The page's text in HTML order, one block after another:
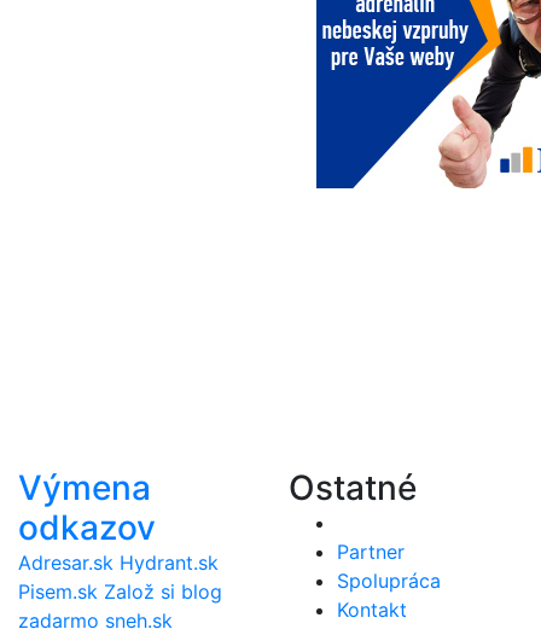
Výmena
odkazov
Adresar.sk Hydrant.sk
Pisem.sk Založ si blog
zadarmo sneh.sk
Ostatné
Partner
Spolupráca
Kontakt